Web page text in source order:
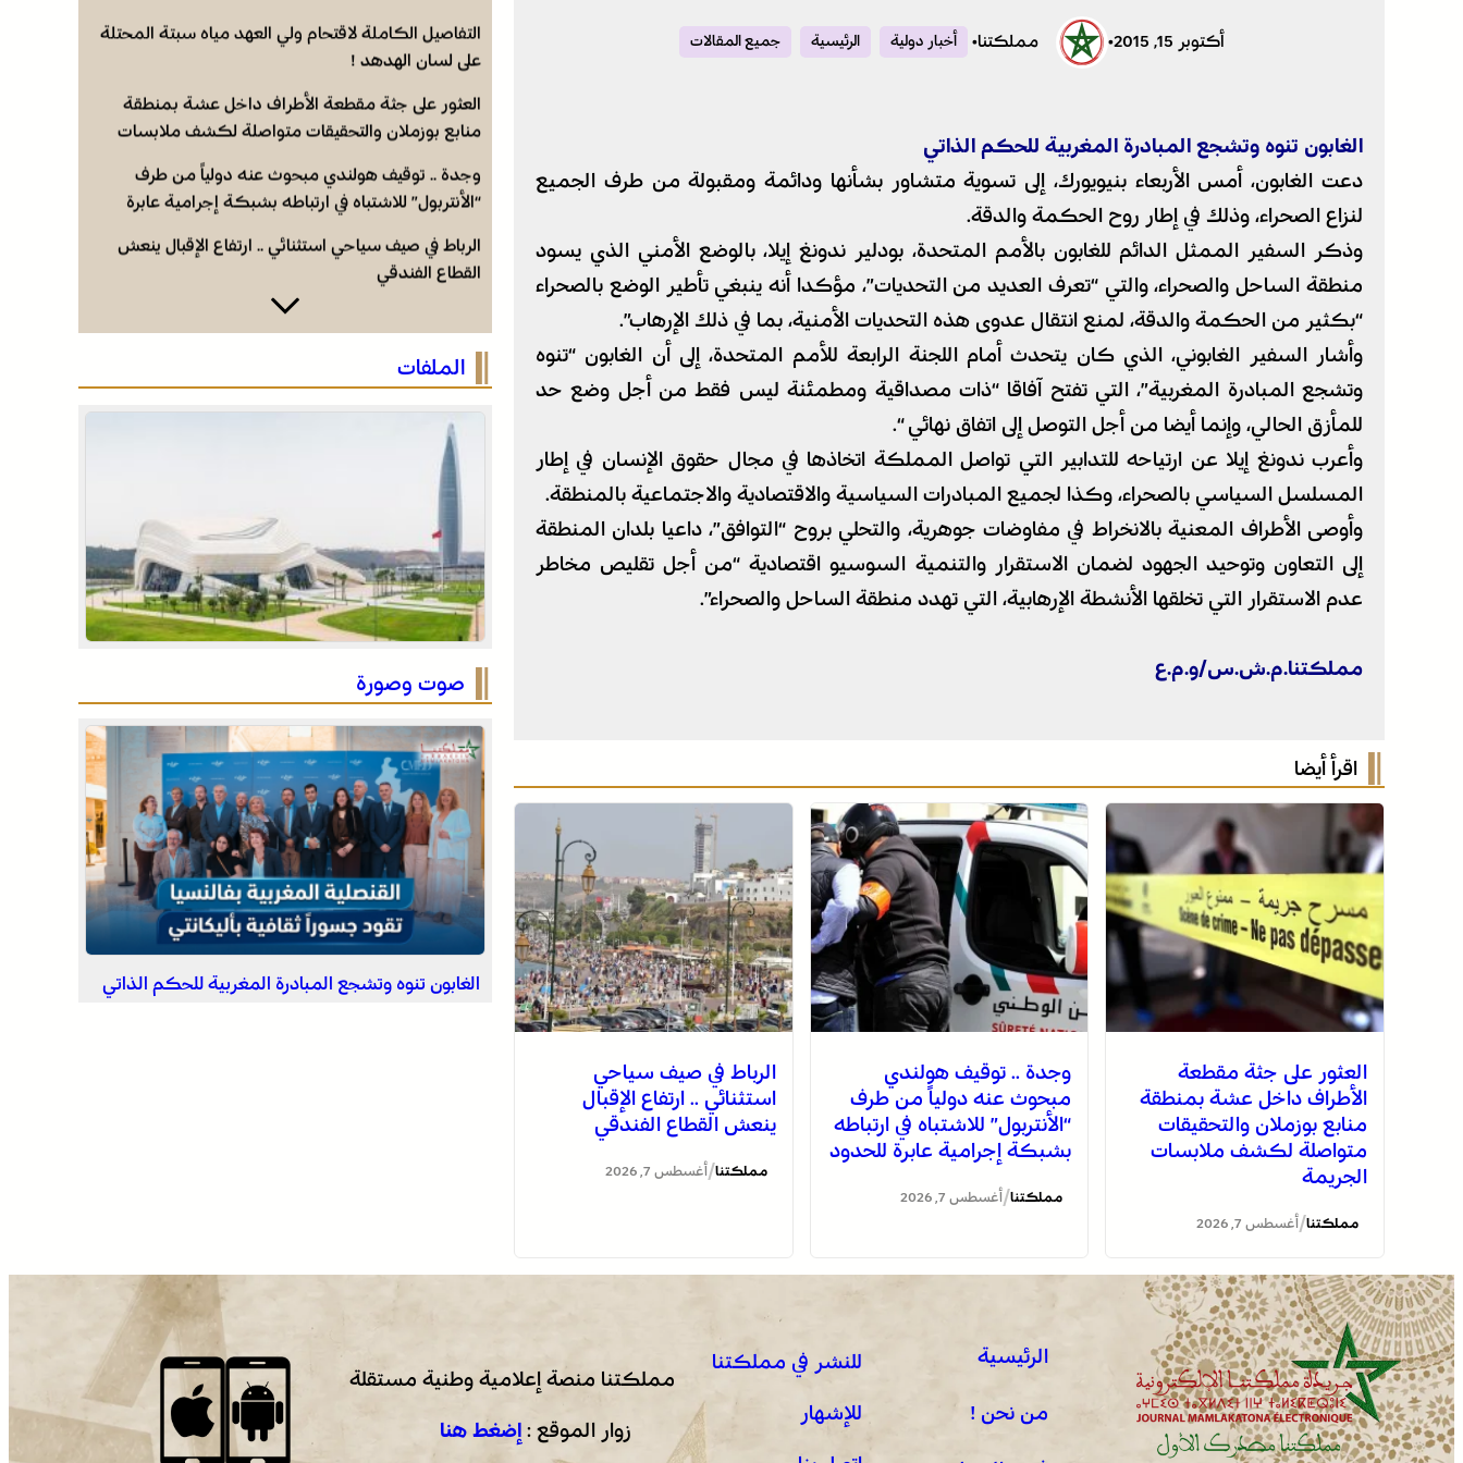
أكتوبر 15, 2015 • مملكتنا• أخبار دولية الرئيسية جميع المقالات
الغابون تنوه وتشجع المبادرة المغربية للحكم الذاتي
دعت الغابون، أمس الأربعاء بنيويورك، إلى تسوية متشاور بشأنها ودائمة ومقبولة من طرف الجميع
لنزاع الصحراء، وذلك في إطار روح الحكمة والدقة.
وذكر السفير الممثل الدائم للغابون بالأمم المتحدة، بودلير ندونغ إيلا، بالوضع الأمني الذي يسود
منطقة الساحل والصحراء، والتي “تعرف العديد من التحديات”، مؤكدا أنه ينبغي تأطير الوضع بالصحراء
“بكثير من الحكمة والدقة، لمنع انتقال عدوى هذه التحديات الأمنية، بما في ذلك الإرهاب”.
وأشار السفير الغابوني، الذي كان يتحدث أمام اللجنة الرابعة للأمم المتحدة، إلى أن الغابون “تنوه
وتشجع المبادرة المغربية”، التي تفتح آفاقا “ذات مصداقية ومطمئنة ليس فقط من أجل وضع حد
للمأزق الحالي، وإنما أيضا من أجل التوصل إلى اتفاق نهائي “.
وأعرب ندونغ إيلا عن ارتياحه للتدابير التي تواصل المملكة اتخاذها في مجال حقوق الإنسان في إطار
المسلسل السياسي بالصحراء، وكذا لجميع المبادرات السياسية والاقتصادية والاجتماعية بالمنطقة.
وأوصى الأطراف المعنية بالانخراط في مفاوضات جوهرية، والتحلي بروح “التوافق”، داعيا بلدان المنطقة
إلى التعاون وتوحيد الجهود لضمان الاستقرار والتنمية السوسيو اقتصادية “من أجل تقليص مخاطر
عدم الاستقرار التي تخلقها الأنشطة الإرهابية، التي تهدد منطقة الساحل والصحراء”.
مملكتنا.م.ش.س/و.م.ع
اقرأ أيضا
العثور على جثة مقطعة
الأطراف داخل عشة بمنطقة
منابع بوزملان والتحقيقات
متواصلة لكشف ملابسات
الجريمة
مملكتنا/ أغسطس 7, 2026
وجدة .. توقيف هولندي
مبحوث عنه دولياً من طرف
“الأنتربول” للاشتباه في ارتباطه
بشبكة إجرامية عابرة للحدود
مملكتنا/ أغسطس 7, 2026
الرباط في صيف سياحي
استثنائي .. ارتفاع الإقبال
ينعش القطاع الفندقي
مملكتنا/ أغسطس 7, 2026
التفاصيل الكاملة لاقتحام ولي العهد مياه سبتة المحتلة
على لسان الهدهد !
العثور على جثة مقطعة الأطراف داخل عشة بمنطقة
منابع بوزملان والتحقيقات متواصلة لكشف ملابسات
وجدة .. توقيف هولندي مبحوث عنه دولياً من طرف
“الأنتربول” للاشتباه في ارتباطه بشبكة إجرامية عابرة
الرباط في صيف سياحي استثنائي .. ارتفاع الإقبال ينعش
القطاع الفندقي
التفاصيل الكاملة لاقتحام ولي العهد مياه سبتة المحتلة
العثور على جثة مقطعة الأطراف داخل عشة بمنطقة
الجريمة
وجدة .. توقيف هولندي مبحوث عنه دولياً من طرف
“الأنتربول” للاشتباه في ارتباطه بشبكة إجرامية عابرة
الرباط في صيف سياحي استثنائي .. ارتفاع الإقبال ينعش
القطاع الفندقي
التفاصيل الكاملة لاقتحام ولي العهد مياه سبتة المحتلة
على لسان الهدهد !
الملفات
صوت وصورة
الغابون تنوه وتشجع المبادرة المغربية للحكم الذاتي
الرئيسية
من نحن !
للنشر في مملكتنا
للإشهار
مملكتنا منصة إعلامية وطنية مستقلة
زوار الموقع : إضغط هنا